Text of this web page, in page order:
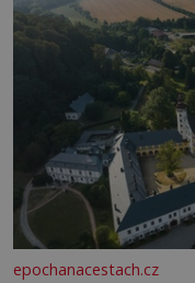
epochanacestach.cz